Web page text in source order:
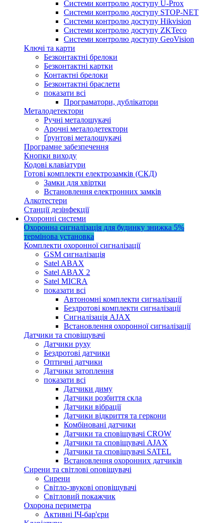
Системи контролю доступу U-Prox
Системи контролю доступу STOP-NET
Системи контролю доступу Hikvision
Системи контролю доступу ZKTeco
Системи контролю доступу GeoVision
Ключі та карти
Безконтактні брелоки
Безконтактні картки
Контактні брелоки
Безконтактні браслети
показати всі
Програматори, дублікатори
Металодетектори
Ручні металошукачі
Арочні металодетектори
Ґрунтові металошукачі
Програмне забезпечення
Кнопки виходу
Кодові клавіатури
Готові комплекти електрозамків (СКД)
Замки для хвіртки
Встановлення електронних замків
Алкотестери
Станції дезінфекції
Охоронні системи
Охоронна сигналізація для будинку знижка 5%
термінова установка
Комплекти охоронної сигналізації
GSM сигналізація
Satel ABAX
Satel ABAX 2
Satel MICRA
показати всі
Автономні комплекти сигналізації
Бездротові комплекти сигналізації
Сигналізація AJAX
Встановлення охоронної сигналізації
Датчики та сповіщувачі
Датчики руху
Бездротові датчики
Оптичні датчики
Датчики затоплення
показати всі
Датчики диму
Датчики розбиття скла
Датчики вібрації
Датчики відкриття та геркони
Комбіновані датчики
Датчики та сповіщувачі CROW
Датчики та сповіщувачі AJAX
Датчики та сповіщувачі SATEL
Встановлення охоронних датчиків
Сирени та світлові оповіщувачі
Сирени
Світло-звукові оповіщувачі
Світловий покажчик
Охорона периметра
Активні ІЧ-бар'єри